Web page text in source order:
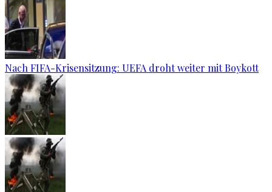
Nach FIFA-Krisensitzung: UEFA droht weiter mit Boykott